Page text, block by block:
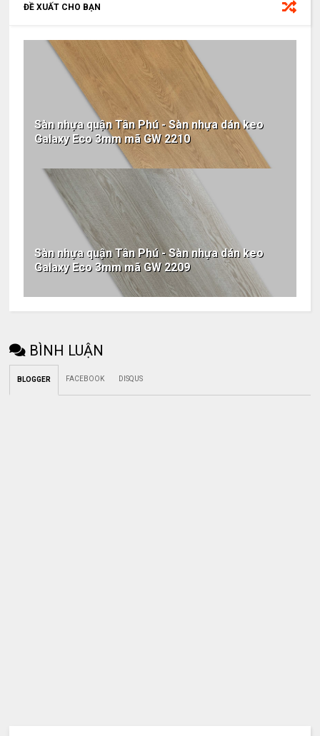
ĐỀ XUẤT CHO BẠN
Sàn nhựa quận Tân Phú - Sàn nhựa dán keo
Galaxy Eco 3mm mã GW 2210
Sàn nhựa quận Tân Phú - Sàn nhựa dán keo
Galaxy Eco 3mm mã GW 2209
BÌNH LUẬN
BLOGGER FACEBOOK DISQUS